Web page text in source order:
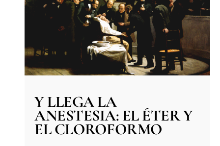
Y LLEGA LA
ANESTESIA: EL ÉTER Y
EL CLOROFORMO